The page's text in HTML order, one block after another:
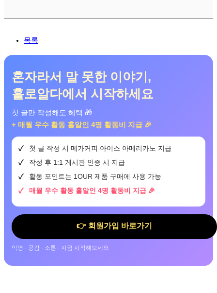
목록
혼자라서 말 못한 이야기,
홀로알다에서 시작하세요
첫 글만 작성해도 혜택 🎁
+ 매월 우수 활동 홀알인 4명 활동비 지급 🎉
첫 글 작성 시 메가커피 아이스 아메리카노 지급
작성 후 1:1 게시판 인증 시 지급
활동 포인트는 1OUR 제품 구매에 사용 가능
매월 우수 활동 홀알인 4명 활동비 지급 🎉
👉 회원가입 바로가기
익명 · 공감 · 소통 · 지금 시작해보세요